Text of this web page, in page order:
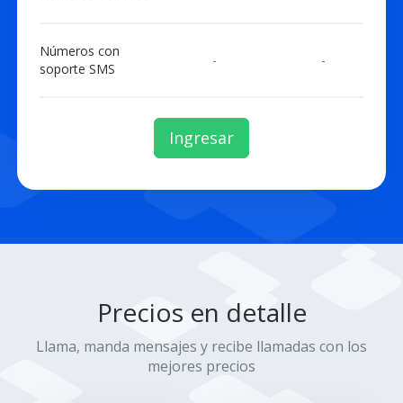
Números con
soporte SMS
- -
Ingresar
Precios en detalle
Llama, manda mensajes y recibe llamadas con los
mejores precios